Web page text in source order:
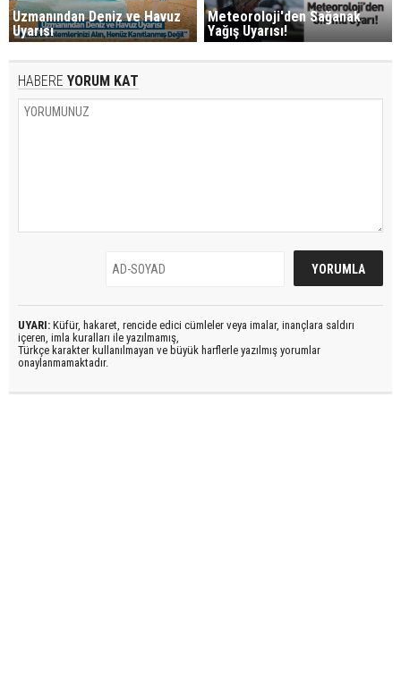
Uzmanından Deniz ve Havuz
Uyarısı
Meteoroloji'den Sağanak
Yağış Uyarısı!
HABERE YORUM KAT
UYARI: Küfür, hakaret, rencide edici cümleler veya imalar, inançlara saldırı
içeren, imla kuralları ile yazılmamış,
Türkçe karakter kullanılmayan ve büyük harflerle yazılmış yorumlar
onaylanmamaktadır.